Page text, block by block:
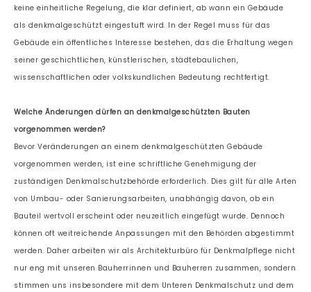
keine einheitliche Regelung, die klar definiert, ab wann ein Gebäude
als denkmalgeschützt eingestuft wird. In der Regel muss für das
Gebäude ein öffentliches Interesse bestehen, das die Erhaltung wegen
seiner geschichtlichen, künstlerischen, städtebaulichen,
wissenschaftlichen oder volkskundlichen Bedeutung rechtfertigt.
Welche Änderungen dürfen an denkmalgeschützten Bauten
vorgenommen werden?
Bevor Veränderungen an einem denkmalgeschützten Gebäude
vorgenommen werden, ist eine schriftliche Genehmigung der
zuständigen Denkmalschutzbehörde erforderlich. Dies gilt für alle Arten
von Umbau- oder Sanierungsarbeiten, unabhängig davon, ob ein
Bauteil wertvoll erscheint oder neuzeitlich eingefügt wurde. Dennoch
können oft weitreichende Anpassungen mit den Behörden abgestimmt
werden. Daher arbeiten wir als Architekturbüro für Denkmalpflege nicht
nur eng mit unseren Bauherrinnen und Bauherren zusammen, sondern
stimmen uns insbesondere mit dem Unteren Denkmalschutz und dem